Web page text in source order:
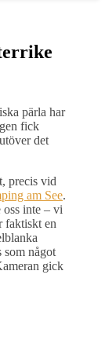
pärla har
fick
det
precis vid
am See.
oss inte – vi
faktiskt en
som något
gick